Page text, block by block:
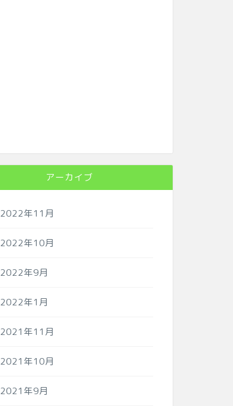
アーカイブ
2022年11月
2022年10月
2022年9月
2022年1月
2021年11月
2021年10月
2021年9月